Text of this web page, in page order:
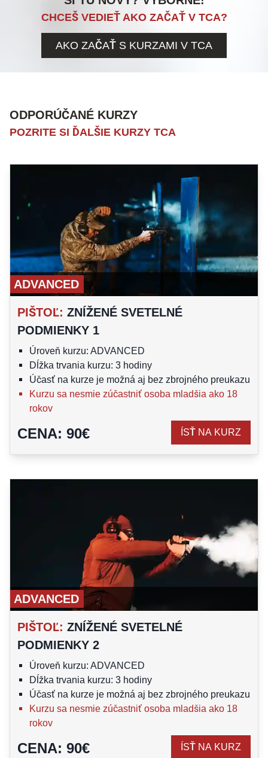
CHCEŠ VEDIEŤ AKO ZAČAŤ V TCA?
AKO ZAČAŤ S KURZAMI V TCA
ODPORÚČANÉ KURZY
POZRITE SI ĎALŠIE KURZY TCA
ADVANCED
PIŠTOĽ: ZNÍŽENÉ SVETELNÉ
PODMIENKY 1
Úroveň kurzu: ADVANCED
Dĺžka trvania kurzu: 3 hodiny
Účasť na kurze je možná aj bez zbrojného preukazu
Kurzu sa nesmie zúčastniť osoba mladšia ako 18
rokov
CENA: 90€ ÍSŤ NA KURZ
ADVANCED
PIŠTOĽ: ZNÍŽENÉ SVETELNÉ
PODMIENKY 2
Úroveň kurzu: ADVANCED
Dĺžka trvania kurzu: 3 hodiny
Účasť na kurze je možná aj bez zbrojného preukazu
Kurzu sa nesmie zúčastniť osoba mladšia ako 18
rokov
CENA: 90€ ÍSŤ NA KURZ